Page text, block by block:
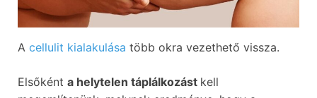
A cellulit kialakulása több okra vezethető vissza.
Elsőként a helytelen táplálkozást kell